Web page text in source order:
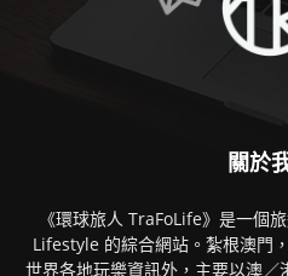
關於
《環球旅人 TraFoLife》是一個
Lifestyle 的綜合網站。紮根澳門
世界各地玩樂資訊外，主要以澳／